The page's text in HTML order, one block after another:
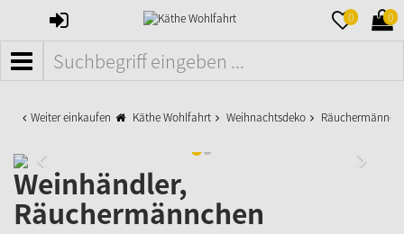
ANMELDEN 0 0
MENÜ
Weiter einkaufen Käthe Wohlfahrt Weihnachtsdeko Räuchermänner
Weinhändler,
Räuchermännchen